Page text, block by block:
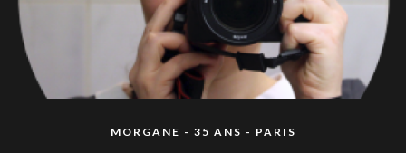
MORGANE - 35 ANS - PARIS